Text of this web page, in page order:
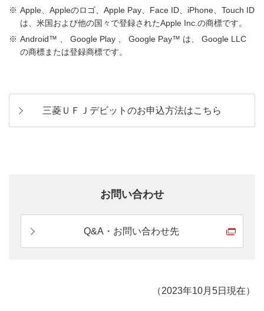
Apple、Appleのロゴ、Apple Pay、Face ID、iPhone、Touch ID
は、米国および他の国々で登録されたApple Inc.の商標です。
Android™ 、 Google Play 、 Google Pay™ は、 Google LLC
の商標または登録商標です。
三菱ＵＦＪデビットのお申込方法はこちら
お問い合わせ
Q&A・お問い合わせ先
（2023年10月5日現在）